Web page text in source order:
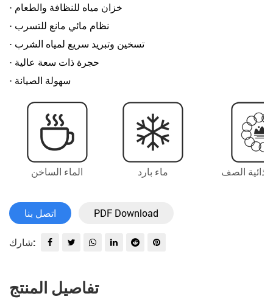
· خزان مياه للنظافة والطعام
· نظام مائي مانع للتسرب
· تسخين وتبريد سريع لمياه الشرب
· حجرة ذات سعة عالية
· سهولة الصيانة
الماء الساخن ماء بارد الصف
اتصل بنا PDF Download
شارك:
تفاصيل المنتج